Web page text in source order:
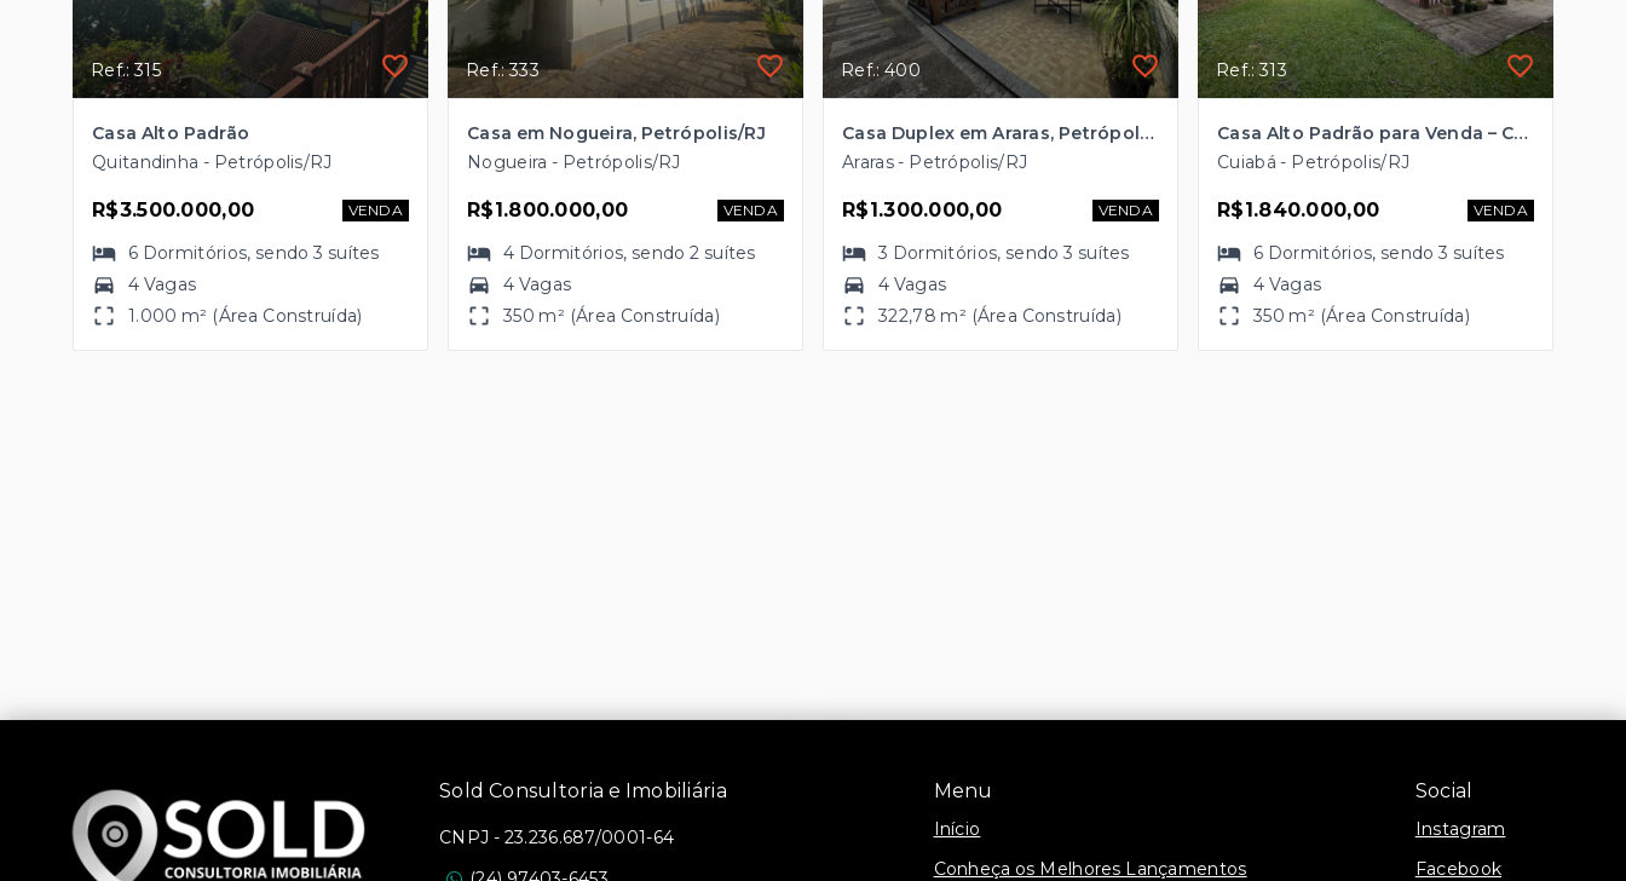
Ref.: 315
Casa Alto Padrão
Quitandinha - Petrópolis/RJ
R$3.500.000,00 VENDA
6 Dormitórios, sendo3 suítes
4 Vagas
1.000 m² (Área Construída)
Ref.: 333
Casa em Nogueira, Petrópolis/RJ
Nogueira - Petrópolis/RJ
R$1.800.000,00 VENDA
4 Dormitórios, sendo2 suítes
4 Vagas
350 m² (Área Construída)
Ref.: 400
Casa Duplex em Araras, Petrópolis/RJ
Araras - Petrópolis/RJ
R$1.300.000,00 VENDA
3 Dormitórios, sendo3 suítes
4 Vagas
322,78 m² (Área Construída)
Ref.: 313
Casa Alto Padrão para Venda – Cuiabá - Itaipava - RJ
Cuiabá - Petrópolis/RJ
R$1.840.000,00 VENDA
6 Dormitórios, sendo3 suítes
4 Vagas
350 m² (Área Construída)
Menu
Início
Conheça os Melhores Lançamentos
Social
Instagram
Facebook
Sold Consultoria e Imobiliária
CNPJ - 23.236.687/0001-64